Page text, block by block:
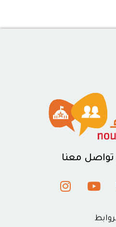
تواصل معنا